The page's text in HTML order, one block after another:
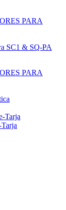
PARA
SC1 & SQ-PA
PARA
Tarja